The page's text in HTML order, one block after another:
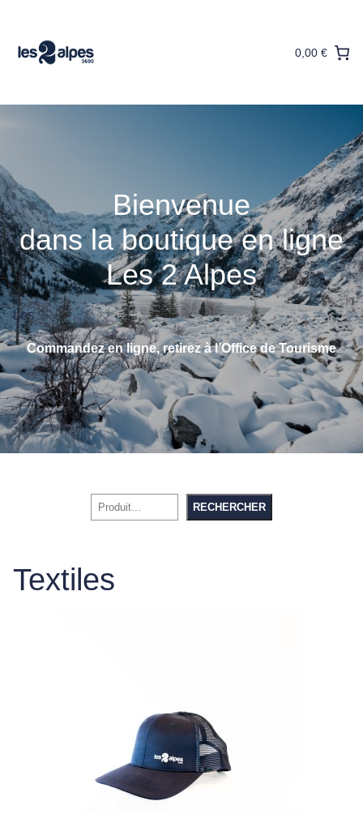
0,00 €
Bienvenue
dans la boutique en ligne
Les 2 Alpes
Les
Commandez en ligne, retirez à l’Office de Tourisme
RECHERCHER
Textiles